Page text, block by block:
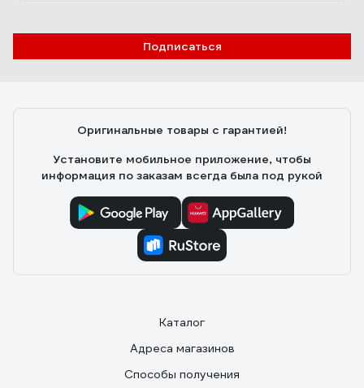
Подписаться
Оригинальные товары с гарантией!
Установите мобильное приложение, чтобы
информация по заказам всегда была под рукой
Каталог
Адреса магазинов
Способы получения